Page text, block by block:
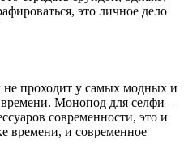
это личное дело
проходит у самых модных и
Монопод для селфи –
современности, это и
времени, и современное